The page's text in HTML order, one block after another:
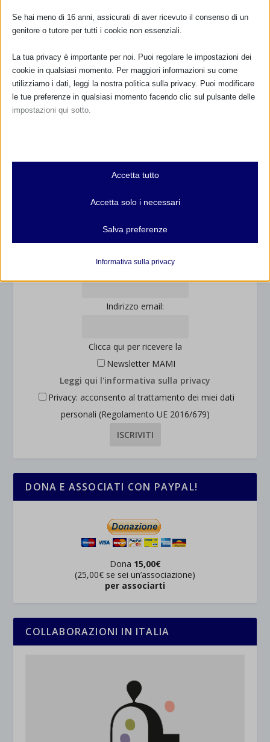
FARMACI IN ALLATTAMENTO E
GRAVIDANZA
NUMERO VERDE GRATUITO
800.883300
Maggiori informazioni
... oppure inserisci i tuoi dati:
Nome:
Cognome:
Indirizzo email:
Clicca qui per ricevere la
Newsletter MAMI
Leggi qui l'informativa sulla privacy
Privacy: acconsento al trattamento dei miei dati
personali (Regolamento UE 2016/679)
DONA E ASSOCIATI CON PAYPAL!
Dona 15,00€
(25,00€ se sei un’associazione)
per associarti
COLLABORAZIONI IN ITALIA
Se hai meno di 16 anni, assicurati di aver ricevuto il consenso di un
genitore o tutore per tutti i cookie non essenziali.
La tua privacy è importante per noi. Puoi regolare le impostazioni dei
cookie in qualsiasi momento. Per maggiori informazioni su come
utilizziamo i dati, leggi la nostra politica sulla privacy. Puoi modificare
le tue preferenze in qualsiasi momento facendo clic sul pulsante delle
impostazioni qui sotto.
Essenziali
I cookie e i servizi essenziali abilitano le funzioni di base e sono
e servizi non richiedono il consenso dell'utente secondo il GDPR.
Analitici
interagiscono con il nostro sito web.
rientrano nelle altre categorie specifiche o che non sono stati
esplicitamente categorizzati.
Mostra dettagli
Accetta tutto
Accetta solo i necessari
Salva preferenze
Informativa sulla privacy